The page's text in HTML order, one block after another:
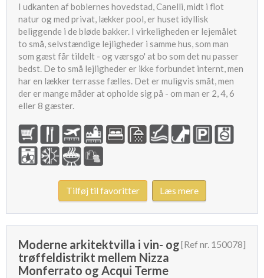
I udkanten af boblernes hovedstad, Canelli, midt i flot
natur og med privat, lækker pool, er huset idyllisk
beliggende i de bløde bakker. I virkeligheden er lejemålet
to små, selvstændige lejligheder i samme hus, som man
som gæst får tildelt - og værsgo' at bo som det nu passer
bedst. De to små lejligheder er ikke forbundet internt, men
har en lækker terrasse fælles. Det er muligvis småt, men
der er mange måder at opholde sig på - om man er 2, 4, 6
eller 8 gæster.
Tilføj til favoritter Læs mere
Moderne arkitektvilla i vin- og
trøffeldistrikt mellem Nizza
Monferrato og Acqui Terme
[Ref nr. 150078]